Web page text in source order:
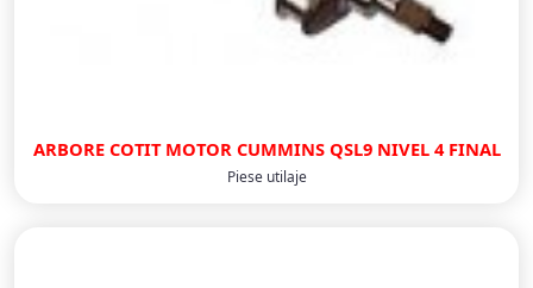
ARBORE COTIT MOTOR CUMMINS QSL9 NIVEL 4 FINAL
Piese utilaje